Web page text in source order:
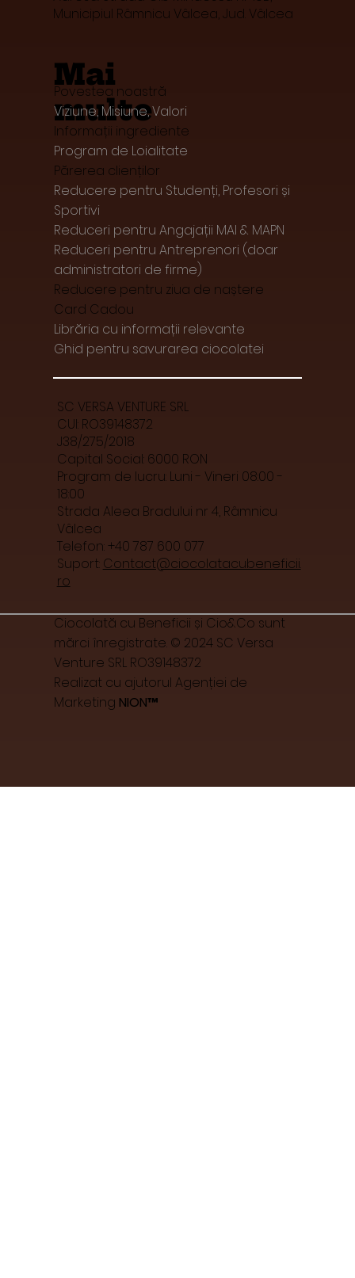
Mai
multe
Municipiul Râmnicu Vâlcea, Jud. Vâlcea
Povestea noastră
Viziune, Misiune, Valori
Informații ingrediente
Program de Loialitate
Părerea clienților
Reducere pentru Studenți, Profesori și
Sportivi
Reduceri pentru Angajații MAI & MAPN
Reduceri pentru Antreprenori (doar
administratori de firme)
Reducere pentru ziua de naștere
Card Cadou
Librăria cu informații relevante
Ghid pentru savurarea ciocolatei
SC VERSA VENTURE SRL
CUI: RO39148372
J38/275/2018
Capital Social: 6000 RON
Program de lucru: Luni - Vineri 08:00 -
18:00
Strada Aleea Bradului nr 4, Râmnicu
Vâlcea
Telefon: +40 787 600 077
Suport: Contact@ciocolatacubeneficii.
ro
Ciocolată cu Beneficii și Cio&Co sunt
mărci înregistrate. © 2024 SC Versa
Venture SRL RO39148372
Realizat cu ajutorul Agenției de
Marketing NION™